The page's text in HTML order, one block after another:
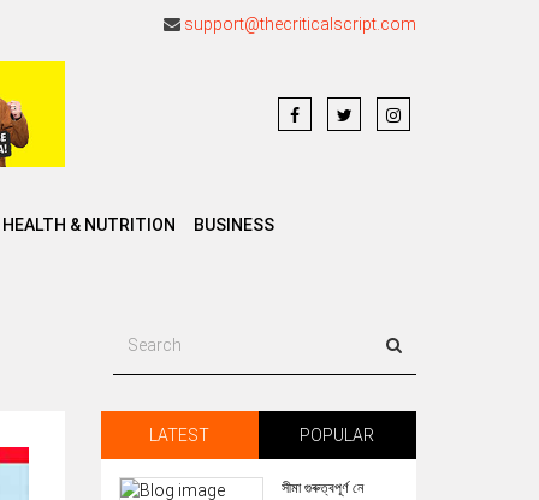
support@thecriticalscript.com
HEALTH & NUTRITION BUSINESS
LATEST POPULAR
সীমা গুৰুত্বপূৰ্ণ নে